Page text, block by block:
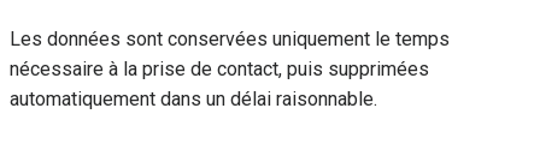
Les données sont conservées uniquement le temps
nécessaire à la prise de contact, puis supprimées
automatiquement dans un délai raisonnable.